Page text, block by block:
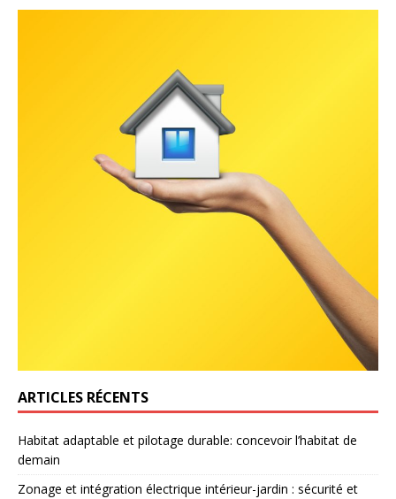
ARTICLES RÉCENTS
Habitat adaptable et pilotage durable: concevoir l’habitat de
demain
Zonage et intégration électrique intérieur-jardin : sécurité et